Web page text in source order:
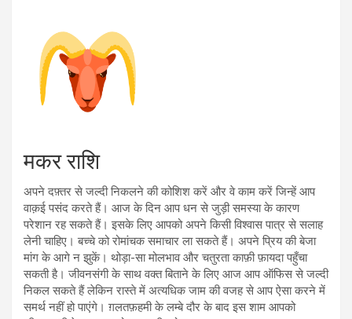
मकर राशि
अपने दफ़्तर से जल्दी निकलने की कोशिश करें और वे काम करें जिन्हें आप
वाक़ई पसंद करते हैं। आज के दिन आप धन से जुड़ी समस्या के कारण
परेशान रह सकते हैं। इसके लिए आपको अपने किसी विश्वास पात्र से सलाह
लेनी चाहिए। बच्चे को रोमांचक समाचार ला सकते हैं। अपने प्रिय की बेजा
मांग के आगे न झुकें। थोड़ा-सा मोलभाव और चतुरता काफ़ी फ़ायदा पहुँचा
सकती है। जीवनसंगी के साथ वक्त बिताने के लिए आज आप ऑफिस से जल्दी
निकल सकते हैं लेकिन रास्ते में अत्यधिक जाम की वजह से आप ऐसा करने में
समर्थ नहीं हो पाएंगे। ग़लतफ़हमी के लम्बे दौर के बाद इस शाम आपको